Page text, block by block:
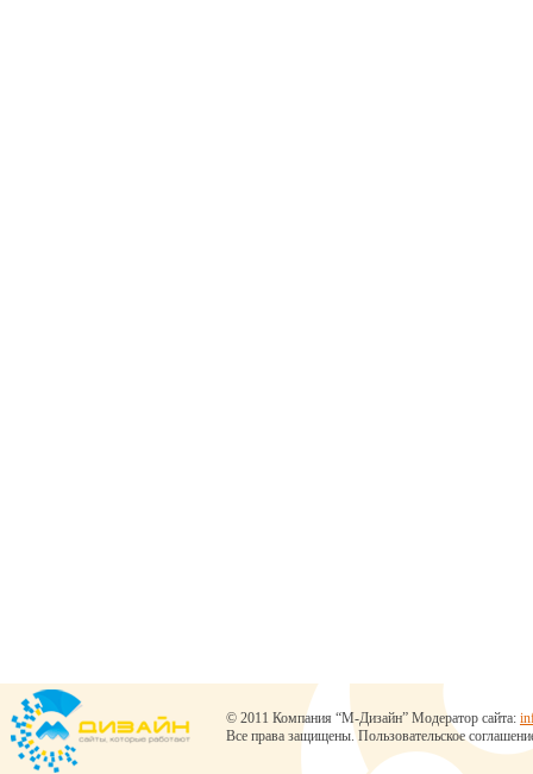
© 2011 Компания “М-Дизайн” Модератор сайта:
Все права защищены.Пользовательское